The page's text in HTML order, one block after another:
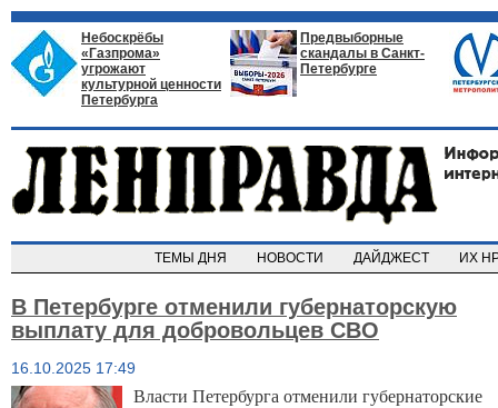
Небоскрёбы
«Газпрома»
угрожают
культурной ценности
Петербурга
Предвыборные
скандалы в Санкт-
Петербурге
ТЕМЫ ДНЯ НОВОСТИ ДАЙДЖЕСТ ИХ
В Петербурге отменили губернаторскую
выплату для добровольцев СВО
16.10.2025 17:49
Власти Петербурга отменили губернаторские